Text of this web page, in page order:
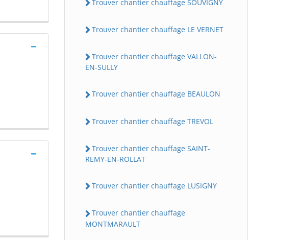
Trouver chantier chauffage SOUVIGNY
Trouver chantier chauffage LE VERNET
Trouver chantier chauffage VALLON-
EN-SULLY
Trouver chantier chauffage BEAULON
Trouver chantier chauffage TREVOL
Trouver chantier chauffage SAINT-
REMY-EN-ROLLAT
Trouver chantier chauffage LUSIGNY
Trouver chantier chauffage
MONTMARAULT